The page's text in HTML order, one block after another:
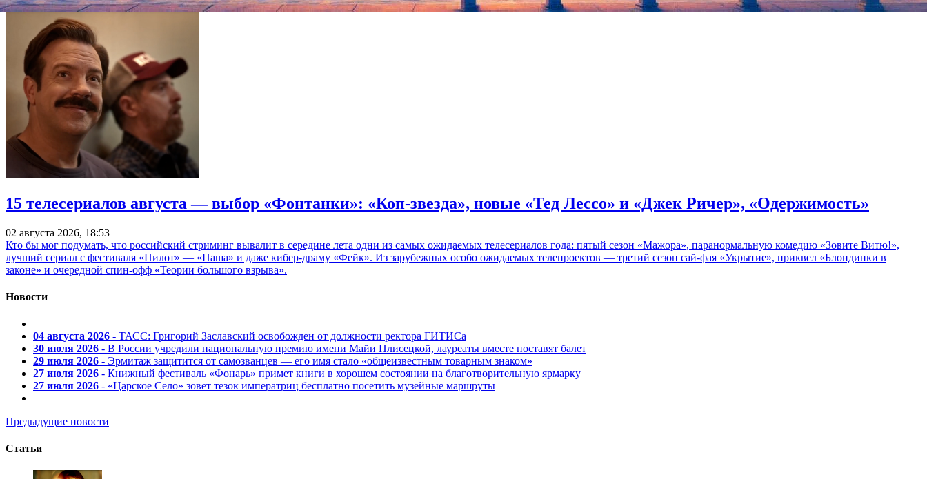
15 телесериалов августа — выбор «Фонтанки»: «Коп-звезда», новые «Тед Лессо» и «Джек Ричер», «Одержимость»
02 августа 2026, 18:53
Кто бы мог подумать, что российский стриминг вывалит в середине лета одни из самых ожидаемых телесериалов года: пятый сезон «Мажора», паранормальную комедию «Зовите Витю!»,
лучший сериал с фестиваля «Пилот» — «Паша» и даже кибер-драму «Фейк». Из зарубежных особо ожидаемых телепроектов — третий сезон сай-фая «Укрытие», приквел «Блондинки в
законе» и очередной спин-офф «Теории большого взрыва».
Новости
04 августа 2026 - ТАСС: Григорий Заславский освобожден от должности ректора ГИТИСа
30 июля 2026 - В России учредили национальную премию имени Майи Плисецкой, лауреаты вместе поставят балет
29 июля 2026 - Эрмитаж защитится от самозванцев — его имя стало «общеизвестным товарным знаком»
27 июля 2026 - Книжный фестиваль «Фонарь» примет книги в хорошем состоянии на благотворительную ярмарку
27 июля 2026 - «Царское Село» зовет тезок императриц бесплатно посетить музейные маршруты
Предыдущие новости
Статьи